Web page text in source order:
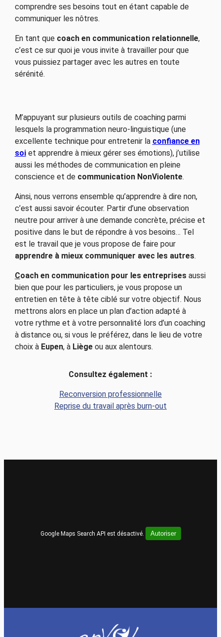
comprendre ses besoins tout en étant capable de
communiquer les nôtres.
En tant que coach en communication relationnelle,
c’est ce sur quoi je vous invite à travailler pour que
vous puissiez partager avec les autres en toute
sérénité.
M’appuyant sur plusieurs outils de coaching parmi
lesquels la programmation neuro-linguistique (une
excellente technique pour entretenir la confiance en
soiet apprendre à mieux gérer ses émotions), j’utilise
aussi les méthodes de communication en pleine
conscience et de communication NonViolente.
Ainsi, nous verrons ensemble qu’apprendre à dire non,
c’est aussi savoir écouter. Partir d’une observation
neutre pour arriver à une demande concrète, précise et
positive dans le but de répondre à vos besoins… Tel
est le travail que je vous propose de faire pour
apprendre à mieux communiquer avec les autres.
Coach en communication pour les entreprisesaussi
bien que pour les particuliers, je vous propose un
entretien en tête à tête ciblé sur votre objectif. Nous
mettrons alors en place un plan d’action adapté à
votre rythme et à votre personnalité lors d’un coaching
à distance ou, si vous le préférez, dans le lieu de votre
choix à Eupen, à Liège ou aux alentours.
Consultez également :
Reconversion professionnelle
Reprise du travail après burn-out
Google Maps Search API est désactivé. Autoriser